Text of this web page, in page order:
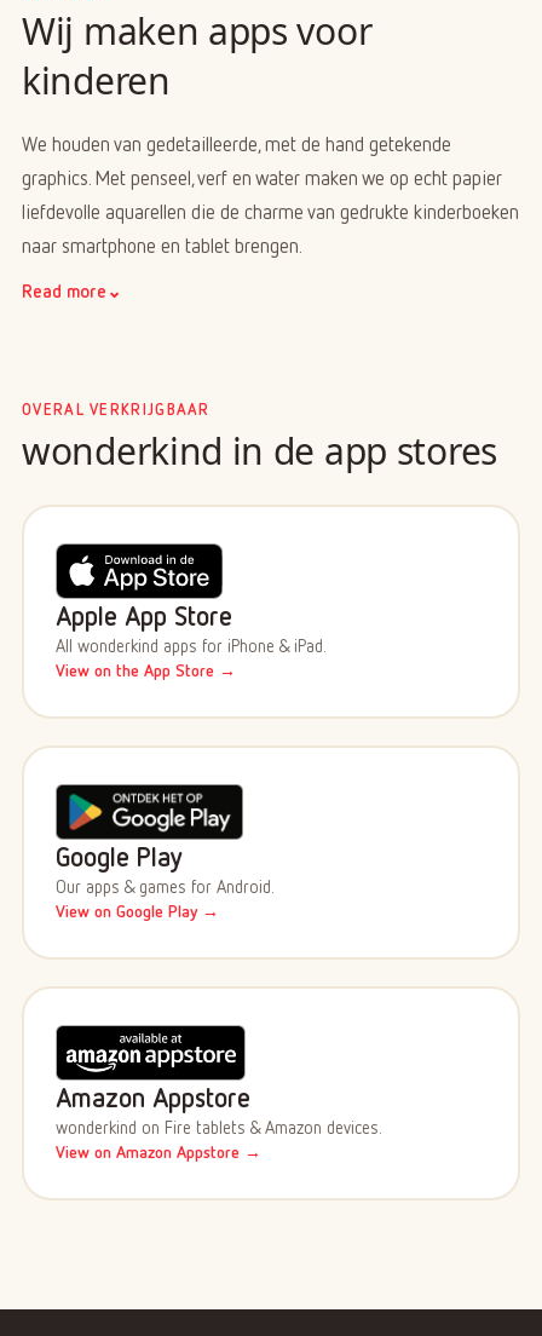
Wij maken apps voor
kinderen
We houden van gedetailleerde, met de hand getekende
graphics. Met penseel, verf en water maken we op echt papier
liefdevolle aquarellen die de charme van gedrukte kinderboeken
naar smartphone en tablet brengen.
Read more ⌄
OVERAL VERKRIJGBAAR
wonderkind in de app stores
Apple App Store
All wonderkind apps for iPhone & iPad.
View on the App Store →
Google Play
Our apps & games for Android.
View on Google Play →
Amazon Appstore
wonderkind on Fire tablets & Amazon devices.
View on Amazon Appstore →